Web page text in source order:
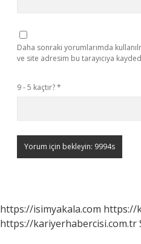
Daha sonraki yorumlarımda
ve site adresim bu tarayıcıya
9 - 5 kaçtır?*
https://isimyakala.com https://
https://kariyerhabercisi.com.tr